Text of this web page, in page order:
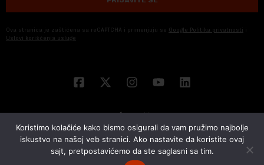
Ova stranica je zaštićena sa reCAPTCHA i primenjuju se Google Politika privatnosti i
Uslovi korišćenja usluge
© 2026 NOVA EKONOMIJA | SVA PRAVA ZADŽANA | DEVELOPED BY
Koristimo kolačiće kako bismo osigurali da vam pružimo najbolje
iskustvo na našoj veb stranici. Ako nastavite da koristite ovaj
sajt, pretpostavićemo da ste saglasni sa tim.